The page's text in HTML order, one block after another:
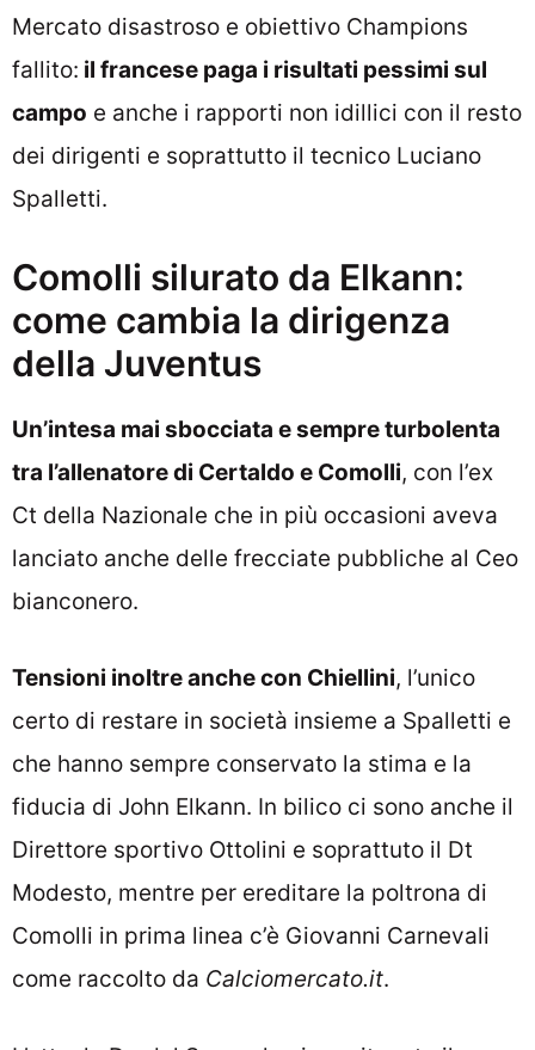
Mercato disastroso e obiettivo Champions
fallito: il francese paga i risultati pessimi sul
campo e anche i rapporti non idillici con il resto
dei dirigenti e soprattutto il tecnico Luciano
Spalletti.
Comolli silurato da Elkann:
come cambia la dirigenza
della Juventus
Un’intesa mai sbocciata e sempre turbolenta
tra l’allenatore di Certaldo e Comolli, con l’ex
Ct della Nazionale che in più occasioni aveva
lanciato anche delle frecciate pubbliche al Ceo
bianconero.
Tensioni inoltre anche con Chiellini, l’unico
certo di restare in società insieme a Spalletti e
che hanno sempre conservato la stima e la
fiducia di John Elkann. In bilico ci sono anche il
Direttore sportivo Ottolini e soprattuto il Dt
Modesto, mentre per ereditare la poltrona di
Comolli in prima linea c’è Giovanni Carnevali
come raccolto da Calciomercato.it.